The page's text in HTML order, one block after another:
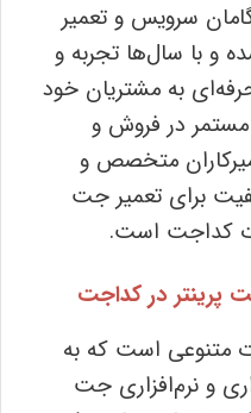
سرویس و تعمیر
و با سال‌ها تجربه و
به مشتریان خود
مستمر در فروش و
متخصص و
برای تعمیر جت
کداجت است.
در کداجت
است که به
و نرم‌افزاری جت